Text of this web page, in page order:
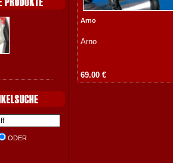
ODER
Arno
Arno
69.00 €